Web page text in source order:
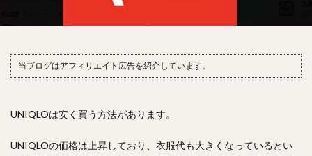
当ブログはアフィリエイト広告を紹介しています。
UNIQLOは安く買う方法があります。
UNIQLOの価格は上昇しており、衣服代も大きくなっているとい